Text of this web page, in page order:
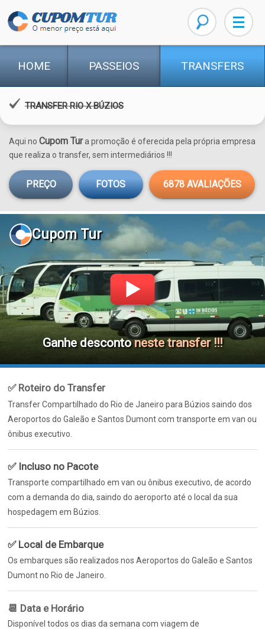
HOME PASSEIOS TRANSFERS
TRANSFER RIO X BÚZIOS
Aqui no Cupom Tura promoção é oferecida pela própria empresa
que realiza o transfer, sem intermediários !!!
PREÇO FOTOS 6878AVALIAÇÕES
Cupom Tur
Ganhe descontoneste transfer !!!
✅ Roteiro do Transfer
Transfer Compartilhado do Rio de Janeiro para Búzios saindo dos
Aeroportos do Galeão e Santos Dumont com transporte em van ou
ônibus executivo.
✅ Incluso no Pacote
Transporte compartilhado em van ou ônibus executivo, de acordo
com a demanda do dia, saindo do aeroporto até o local da sua
hospedagem em Búzios.
✅ Local de Embarque
Os embarques são realizados nos Aeroportos do Galeão e Santos
Dumont no Rio de Janeiro.
📆 Data e Horário
Disponível todos os dias da semana com viagem de